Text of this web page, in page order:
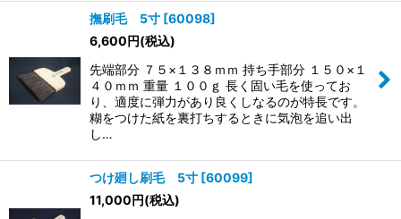
撫刷毛 5寸 [60098]
6,600円(税込)
先端部分 ７５×１３８ｍｍ 持ち手部分 １５０×１
４０ｍｍ 重量 １００ｇ 長く固い毛を使ってお
り、適度に弾力があり良くしなるのが特長です。
糊をつけた紙を裏打ちするときに気泡を追い出
し…
つけ廻し刷毛 5寸 [60099]
11,000円(税込)